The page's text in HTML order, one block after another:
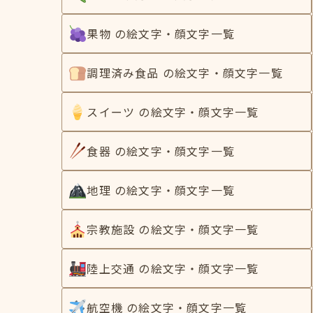
果物 の絵文字・顔文字一覧
調理済み食品 の絵文字・顔文字一覧
スイーツ の絵文字・顔文字一覧
食器 の絵文字・顔文字一覧
地理 の絵文字・顔文字一覧
宗教施設 の絵文字・顔文字一覧
陸上交通 の絵文字・顔文字一覧
航空機 の絵文字・顔文字一覧